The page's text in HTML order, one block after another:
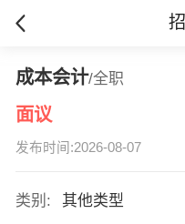
成本会计/全职
面议
发布时间:2026-08-07
类别:
其他类型